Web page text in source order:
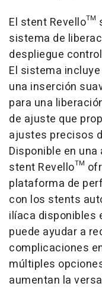
El stent Revello™
sistema de
despliegue
El sistema
una inserción
para una
de ajuste que
ajustes precisos
Disponible en
stent Revello™
plataforma de
con los stents
ilíaca disponibles
puede ayudar a
complicaciones
múltiples
aumentan la